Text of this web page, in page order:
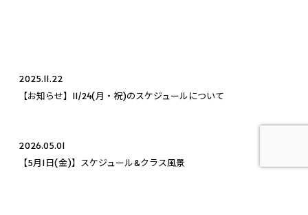
2025.11.22
【お知らせ】11/24(月・祝)のスケジュールについて
2026.05.01
【5月1日(金)】スケジュール&クラス風景